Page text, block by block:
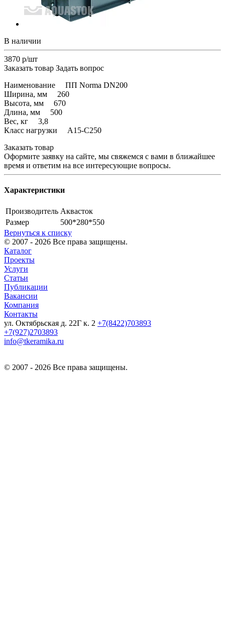
В наличии
3870 р/шт
Заказать товар Задать вопрос
Наименование ПП Norma DN200
Ширина, мм 260
Высота, мм 670
Длина, мм 500
Вес, кг 3,8
Класс нагрузки A15-С250
Заказать товар
Оформите заявку на сайте, мы свяжемся с вами в ближайшее
время и ответим на все интересующие вопросы.
Характеристики
Производитель Аквасток
Размер
500*280*550
Вернуться к списку
© 2007 - 2026 Все права защищены.
Каталог
Проекты
Услуги
Статьи
Публикации
Вакансии
Компания
Контакты
ул. Октябрьская д. 22Г к. 2 +7(8422)703893
+7(927)2703893
info@tkeramika.ru
© 2007 - 2026 Все права защищены.